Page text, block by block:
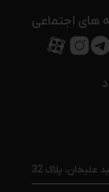
های اجتماعی
پلاک 32